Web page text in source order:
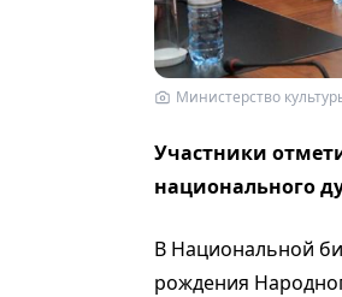
Министерство
Участники
национального
В Национальной
рождения